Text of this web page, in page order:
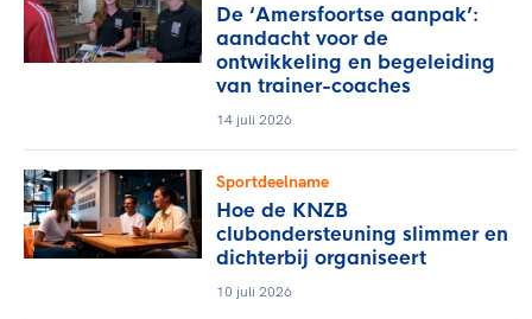
De ‘Amersfoortse aanpak’:
aandacht voor de
ontwikkeling en begeleiding
van trainer-coaches
14 juli 2026
Sportdeelname
Hoe de KNZB
clubondersteuning slimmer en
dichterbij organiseert
10 juli 2026